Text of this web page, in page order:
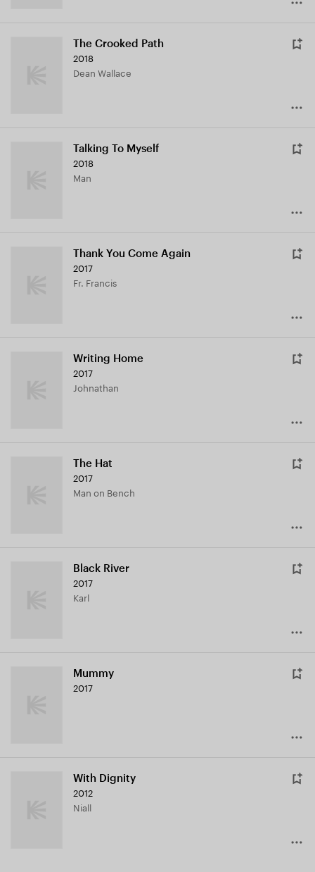
The Crooked Path
2018
Dean Wallace
Talking To Myself
2018
Man
Thank You Come Again
2017
Fr. Francis
Writing Home
2017
Johnathan
The Hat
2017
Man on Bench
Black River
2017
Karl
Mummy
2017
With Dignity
2012
Niall